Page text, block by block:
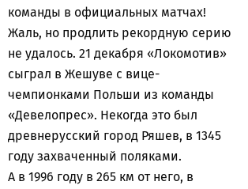
команды в официальных матчах!
Жаль, но продлить рекордную серию
не удалось. 21 декабря «Локомотив»
сыграл в Жешуве с вице-
чемпионками Польши из команды
«Девелопрес». Некогда это был
древнерусский город Ряшев, в 1345
году захваченный поляками.
А в 1996 году в 265 км от него, в